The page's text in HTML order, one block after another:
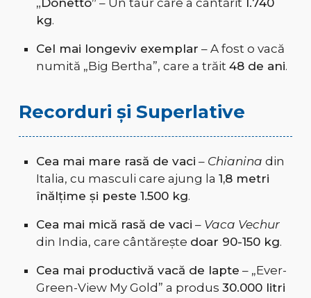
„Donetto” – Un taur care a cântărit 1.740
kg.
Cel mai longeviv exemplar – A fost o vacă
numită „Big Bertha”, care a trăit 48 de ani.
Recorduri și Superlative
Cea mai mare rasă de vaci – Chianina din
Italia, cu masculi care ajung la 1,8 metri
înălțime și peste 1.500 kg.
Cea mai mică rasă de vaci – Vaca Vechur
din India, care cântărește doar 90-150 kg.
Cea mai productivă vacă de lapte – „Ever-
Green-View My Gold” a produs 30.000 litri